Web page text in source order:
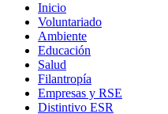
Inicio
Voluntariado
Ambiente
Educación
Salud
Filantropía
Empresas y RSE
Distintivo ESR